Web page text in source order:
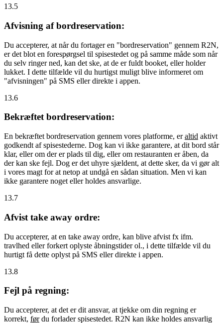
13.5
Afvisning af bordreservation:
Du accepterer, at når du fortager en "bordreservation" gennem R2N,
er det blot en forespørgsel til spisestedet og på samme måde som når
du selv ringer ned, kan det ske, at de er fuldt booket, eller holder
lukket. I dette tilfælde vil du hurtigst muligt blive informeret om
"afvisningen" på SMS eller direkte i appen.
13.6
Bekræftet bordreservation:
En bekræftet bordreservation gennem vores platforme, eraltid aktivt
godkendt af spisestederne. Dog kan vi ikke garantere, at dit bord står
klar, eller om der er plads til dig, eller om restauranten er åben, da
der kan ske fejl. Dog er det uhyre sjældent, at dette sker, da vi gør alt
i vores magt for at netop at undgå en sådan situation. Men vi kan
ikke garantere noget eller holdes ansvarlige.
13.7
Afvist take away ordre:
Du accepterer, at en take away ordre, kan blive afvist fx ifm.
travlhed eller forkert oplyste åbningstider ol., i dette tilfælde vil du
hurtigt få dette oplyst på SMS eller direkte i appen.
13.8
Fejl på regning:
Du accepterer, at det er dit ansvar, at tjekke om din regning er
korrekt, førdu forlader spisestedet. R2N kan ikke holdes ansvarlig